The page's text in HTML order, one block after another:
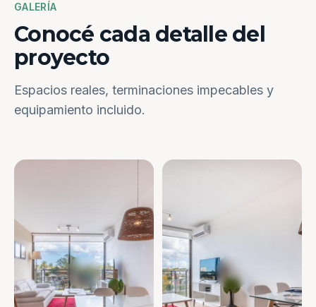
GALERÍA
Conocé cada detalle del
proyecto
Espacios reales, terminaciones impecables y
equipamiento incluido.